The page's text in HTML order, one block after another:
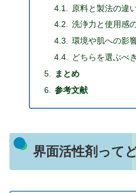
原料と製法の違
洗浄力と使用感
環境や肌への影
どちらを選ぶべ
まとめ
参考文献
界面活性剤って